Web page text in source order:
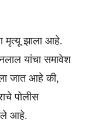
मृत्यू झाला आहे.
यांचा समावेश
जात आहे की,
पोलीस
आहे.